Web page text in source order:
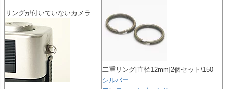
リングが付いていないカメラ
二重リング[直径12mm]2個セット\150
シルバー